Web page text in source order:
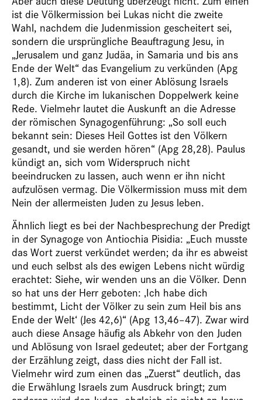
ist die Völkermission bei Lukas nicht die zweite
Wahl, nachdem die Judenmission gescheitert sei,
sondern die ursprüngliche Beauftragung Jesu, in
„Jerusalem und ganz Judäa, in Samaria und bis ans
Ende der Welt“ das Evangelium zu verkünden (Apg
1,8). Zum anderen ist von einer Ablösung Israels
durch die Kirche im lukanischen Doppelwerk keine
Rede. Vielmehr lautet die Auskunft an die Adresse
der römischen Synagogenführung: „So soll euch
bekannt sein: Dieses Heil Gottes ist den Völkern
gesandt, und sie werden hören“ (Apg 28,28). Paulus
kündigt an, sich vom Widerspruch nicht
beeindrucken zu lassen, auch wenn er ihn nicht
aufzulösen vermag. Die Völkermission muss mit dem
Nein der allermeisten Juden zu Jesus leben.
Ähnlich liegt es bei der Nachbesprechung der Predigt
in der Synagoge von Antiochia Pisidia: „Euch musste
das Wort zuerst verkündet werden; da ihr es abweist
und euch selbst als des ewigen Lebens nicht würdig
erachtet: Siehe, wir wenden uns an die Völker. Denn
so hat uns der Herr geboten: ‚Ich habe dich
bestimmt, Licht der Völker zu sein zum Heil bis ans
Ende der Welt‘ (Jes 42,6)“ (Apg 13,46–47). Zwar wird
auch diese Ansage häufig als Abkehr von den Juden
und Ablösung von Israel gedeutet; aber der Fortgang
der Erzählung zeigt, dass dies nicht der Fall ist.
Vielmehr wird zum einen das „Zuerst“ deutlich, das
die Erwählung Israels zum Ausdruck bringt; zum